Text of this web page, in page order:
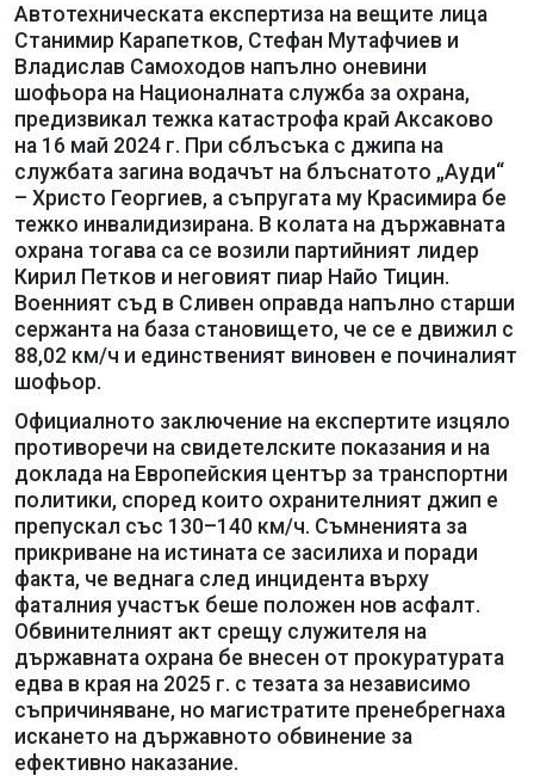
Автотехническата експертиза на вещите лица
Станимир Карапетков, Стефан Мутафчиев и
Владислав Самоходов напълно оневини
шофьора на Националната служба за охрана,
предизвикал тежка катастрофа край Аксаково
на 16 май 2024 г. При сблъсъка с джипа на
службата загина водачът на блъснатото „Ауди“
– Христо Георгиев, а съпругата му Красимира бе
тежко инвалидизирана. В колата на държавната
охрана тогава са се возили партийният лидер
Кирил Петков и неговият пиар Найо Тицин.
Военният съд в Сливен оправда напълно старши
сержанта на база становището, че се е движил с
88,02 км/ч и единственият виновен е починалият
шофьор.
Официалното заключение на експертите изцяло
противоречи на свидетелските показания и на
доклада на Европейския център за транспортни
политики, според които охранителният джип е
препускал със 130–140 км/ч. Съмненията за
прикриване на истината се засилиха и поради
факта, че веднага след инцидента върху
фаталния участък беше положен нов асфалт.
Обвинителният акт срещу служителя на
държавната охрана бе внесен от прокуратурата
едва в края на 2025 г. с тезата за независимо
съпричиняване, но магистратите пренебрегнаха
искането на държавното обвинение за
ефективно наказание.